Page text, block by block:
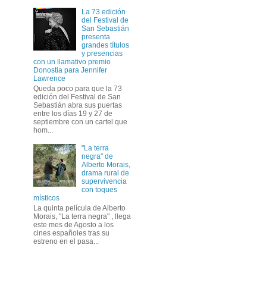
La 73 edición
del Festival de
San Sebastián
presenta
grandes títulos
y presencias
con un llamativo premio
Donostia para Jennifer
Lawrence
Queda poco para que la 73
edición del Festival de San
Sebastián abra sus puertas
entre los días 19 y 27 de
septiembre con un cartel que
hom...
"La terra
negra" de
Alberto Morais,
drama rural de
supervivencia
con toques
místicos
La quinta película de Alberto
Morais, "La terra negra" , llega
este mes de Agosto a los
cines españoles tras su
estreno en el pasa...